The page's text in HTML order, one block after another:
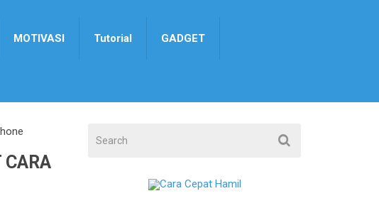
MOTIVASI Tutorial GADGET
CARA